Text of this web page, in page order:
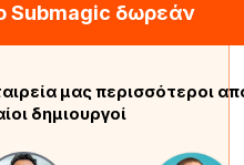
Submagic δωρεάν
μας περισσότεροι
δημιουργοί